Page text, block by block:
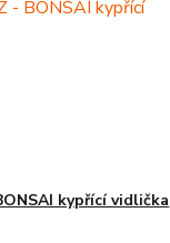
kypřící vidlička